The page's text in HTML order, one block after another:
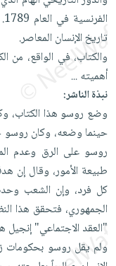
العناية
بالجسم
العناية
بالأسنان
الحمية
والتغذية
الطهي
أدوات
الخبز
أدوات
المائدة
الأوعية
والتخزين
أدوات
المطبخ
الهدايا
أقسام
الأكثر
مبيعاً
العودة
للمدارس
اكسسوارات
كتب
اكسسوارات
منزلية
اكسسوارات
ملابس
شحن
مجاني
بنود
مختارة
اشتراكات
كل
الاشتراكات
صندوق
القراءة
iKitab
بحث
متقدم
نيل
تاريخ الإنسان المعاصر.
والكتاب، في الواقع، من
أهميته...
نبذة الناشر:
وضع روسو هذا الكتاب،
حينما وضعه، وكان روسو
روسو على الرق وعدم
طبيعة الأمور، وقال
كل فرد، وإن الشعب
الجمهوري، فتحقق هذا
"العقد الاجتماعي" إنجيل
ولم يقل روسو بحكومات